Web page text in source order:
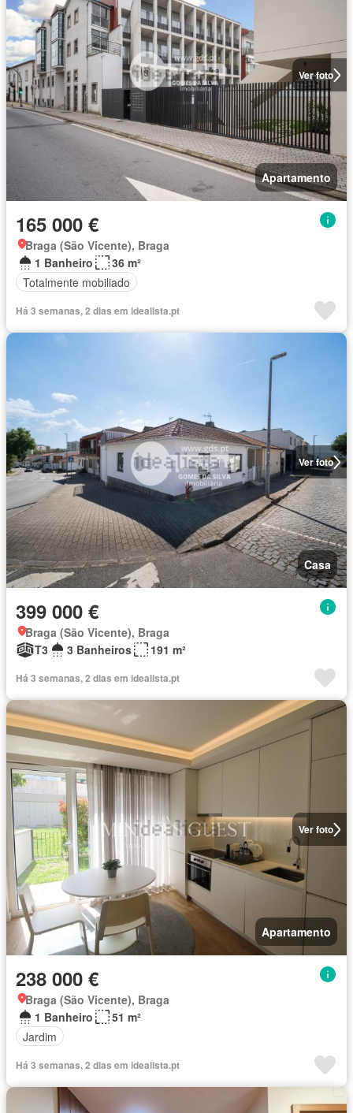
Ver foto
Apartamento
165 000 €
Braga (São Vicente), Braga
1 Banheiro
36 m²
Totalmente mobiliado
Há 3 semanas, 2 dias em idealista.pt
Ver foto
Casa
399 000 €
Braga (São Vicente), Braga
T3
3 Banheiros 191 m²
Há 3 semanas, 2 dias em idealista.pt
Ver foto
Apartamento
238 000 €
Braga (São Vicente), Braga
1 Banheiro
51 m²
Jardim
Há 3 semanas, 2 dias em idealista.pt